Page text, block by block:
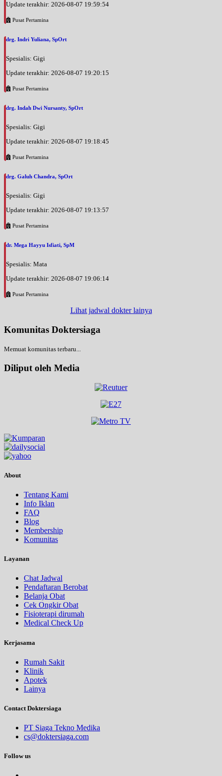
Update terakhir: 2026-08-07 19:59:54
Pusat Pertamina
drg. Indri Yuliana, SpOrt
Spesialis: Gigi
Update terakhir: 2026-08-07 19:20:15
Pusat Pertamina
drg. Indah Dwi Nursanty, SpOrt
Spesialis: Gigi
Update terakhir: 2026-08-07 19:18:45
Pusat Pertamina
drg. Galuh Chandra, SpOrt
Spesialis: Gigi
Update terakhir: 2026-08-07 19:13:57
Pusat Pertamina
dr. Mega Hayyu Isfiati, SpM
Spesialis: Mata
Update terakhir: 2026-08-07 19:06:14
Pusat Pertamina
Lihat jadwal dokter lainya
Komunitas Doktersiaga
Memuat komunitas terbaru...
Diliput oleh Media
About
Tentang Kami
Info Iklan
FAQ
Blog
Membership
Komunitas
Layanan
Chat Jadwal
Pendaftaran Berobat
Belanja Obat
Cek Ongkir Obat
Fisioterapi dirumah
Medical Check Up
Kerjasama
Rumah Sakit
Klinik
Apotek
Lainya
Contact Doktersiaga
PT Siaga Tekno Medika
cs@doktersiaga.com
Follow us